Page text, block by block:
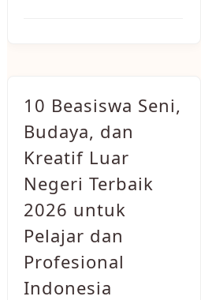
10 Beasiswa Seni,
Budaya, dan
Kreatif Luar
Negeri Terbaik
2026 untuk
Pelajar dan
Profesional
Indonesia